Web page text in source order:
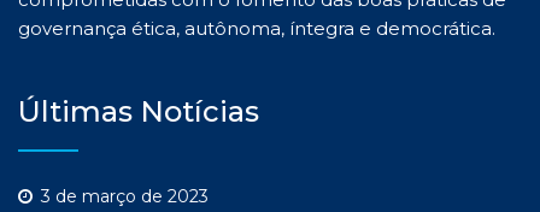
governança ética, autônoma, íntegra e democrática.
Últimas Notícias
3 de março de 2023